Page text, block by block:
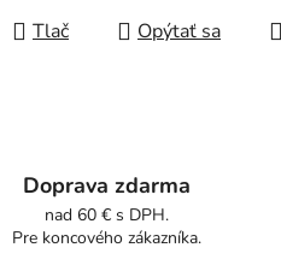
Tlač Opýtať sa
Doprava zdarma
nad 60 € s DPH.
Pre koncového zákazníka.